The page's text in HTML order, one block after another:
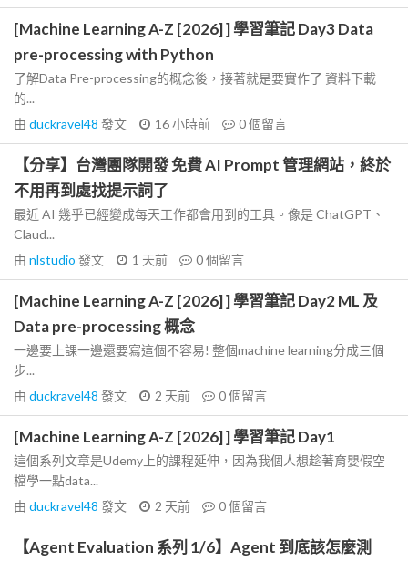
[Machine Learning A-Z [2026] ] 學習筆記 Day3 Data
pre-processing with Python
了解Data Pre-processing的概念後，接著就是要實作了 資料下載
的...
由 duckravel48 發文 16 小時前 0個留言
【分享】台灣團隊開發 免費 AI Prompt 管理網站，終於
不用再到處找提示詞了
最近 AI 幾乎已經變成每天工作都會用到的工具。像是 ChatGPT、
Claud...
由 nlstudio 發文 1 天前 0個留言
[Machine Learning A-Z [2026] ] 學習筆記 Day2 ML 及
Data pre-processing 概念
一邊要上課一邊還要寫這個不容易! 整個machine learning分成三個
步...
由 duckravel48 發文 2 天前 0個留言
[Machine Learning A-Z [2026] ] 學習筆記 Day1
這個系列文章是Udemy上的課程延伸，因為我個人想趁著育嬰假空
檔學一點data...
由 duckravel48 發文 2 天前 0個留言
【Agent Evaluation 系列 1/6】Agent 到底該怎麼測